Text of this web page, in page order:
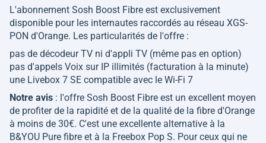
L'abonnement Sosh Boost Fibre est exclusivement
disponible pour les internautes raccordés au réseau XGS-
PON d'Orange. Les particularités de l'offre :
pas de décodeur TV ni d'appli TV (même pas en option)
pas d'appels Voix sur IP illimités (facturation à la minute)
une Livebox 7 SE compatible avec le Wi-Fi 7
Notre avis : l'offre Sosh Boost Fibre est un excellent moyen
de profiter de la rapidité et de la qualité de la fibre d'Orange
à moins de 30€. C'est une excellente alternative à la
B&YOU Pure fibre et à la Freebox Pop S. Pour ceux qui ne